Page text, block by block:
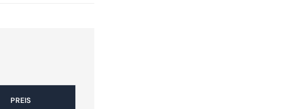
PREIS